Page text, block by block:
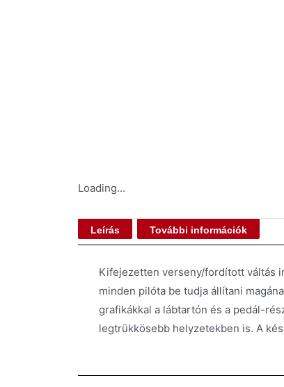
Loading...
Leírás További információk
Kifejezetten verseny/fordított váltás
minden pilóta be tudja állítani
grafikákkal a lábtartón és a pedál-
legtrükkösebb helyzetekben is. A